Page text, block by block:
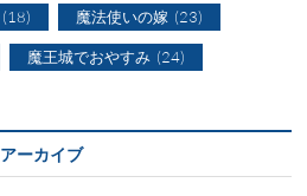
(18) 魔法使いの嫁 (23)
魔王城でおやすみ (24)
アーカイブ